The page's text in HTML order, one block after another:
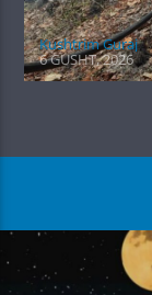
Kushtrim Guraj
6 GUSHT, 2026